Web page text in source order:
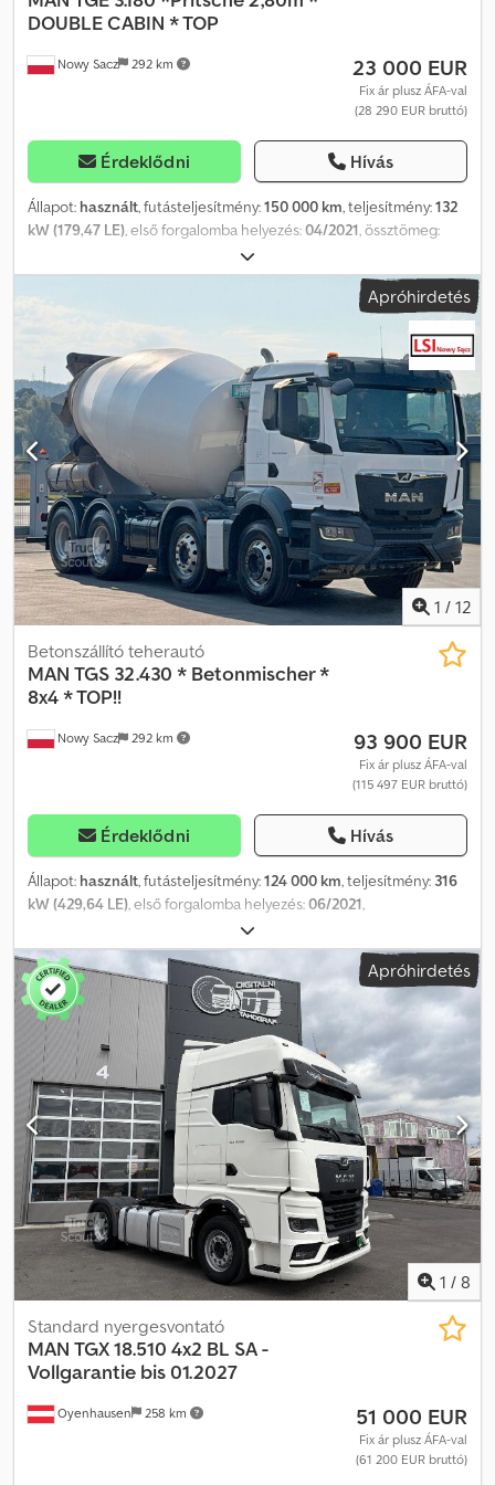
Nowy Sacz 292 km
DOUBLE CABIN * TOP
23 000 EUR
Fix ár plusz ÁFA-val
(28 290 EUR bruttó)
Érdeklődni Hívás
Állapot: használt, futásteljesítmény:150 000 km, teljesítmény:132
kW (179,47 LE), első forgalomba helyezés:04/2021, össztömeg:
, hajtástípus:mechanikai
mm, rakodótér szélesség:2 000 mm, raktérmagasság:400 mm,
Gyártási év:
, MAN TGE 3.180 / 4x2 Platós,
2,80 m Importált / sérülésmentes GYÁRTÁSI ÉV: 2021
FUTÁSTELJESÍTMÉNY: 150 000 km FELSZERELTSÉG • ABS •
Elektromos ablakok • Elektromos tükrök • Szervokormány •
Klímaberendezés • Motorfék • Tachográf PLATÓ MÉRET: 280 x 200
x 40 cm (H x Sz x M) ÖSSZTÖMEG: 900 kg TEHERBÍRÁS: 3 500 kg
ABRONCS MÉRET: 205/75R22,5 TENGELYTÁV: 450 cm
FELFÜGGESZTÉS: Laprugó TEL: KUBA – LENGYEL, ANGOL, NÉMET,
OLASZ SEBASTIAN – LENGYEL, NÉMET, OLASZ, ???? LASZLO –
MAGYAR COSTEL – ROMÁN (Gondoskodunk minden export-
ügyintézésről, beleértve a rendszámot) RADEK – ????
Dcedpfjynqhtox Adkok : 0362
Apróhirdetés
1 / 12
Nowy Sacz 292 km
Betonszállító teherautó
MAN TGS 32.430 * Betonmischer *
8x4 * TOP!!
93 900 EUR
Fix ár plusz ÁFA-val
(115 497 EUR bruttó)
Érdeklődni Hívás
Állapot: használt, futásteljesítmény:124 000 km, teljesítmény: 316
kW (429,64 LE), első forgalomba helyezés:06/2021,
, össztömeg:
3 tengely, szín:fehér, hajtástípus:automata, Gyártási év:2021,
Felszereltség:ABS, légkondicionálás, MAN TGS 32.430 / 8x4
BETONKEVERŐ BALESETMENTES JÓ ÁLLAPOTÚ! ÉV: 2021
FUTÁSTELJESÍTMÉNY: 124 000 km FELSZERELTSÉG: ABS
ELEKTROMOS ABLAKOK ELEKTROMOS TÜKRÖK
SZERVOKORMÁNY TAHOMÉTER MOTORFÉK TELJES TÖMEG: 32
000 kg GUMI MÉRET: 13R22,5 TENGELYTÁV: 180/255/140 cm
Dcsdpszr Tfzefx Adkjk RUGÓS FELFÜGGESZTÉS MINDkÉT
TENGELYEN TEL: KUBA – lengyel, angol, német, olasz SEBASTIAN –
lengyel, német, olasz, … LASZLO – magyar COSTEL – román (a
román nyelven az exporttal kapcsolatos összes ügyintézést
elvégezzük, beleértve a szükséges dokumentumokat) RADEK – …
Hivatkozási szám: 6574
Apróhirdetés
1 / 8
Oyenhausen 258 km
Standard nyergesvontató
MAN TGX 18.510 4x2 BL SA -
Vollgarantie bis 01.2027
51 000 EUR
Fix ár plusz ÁFA-val
(61 200 EUR bruttó)